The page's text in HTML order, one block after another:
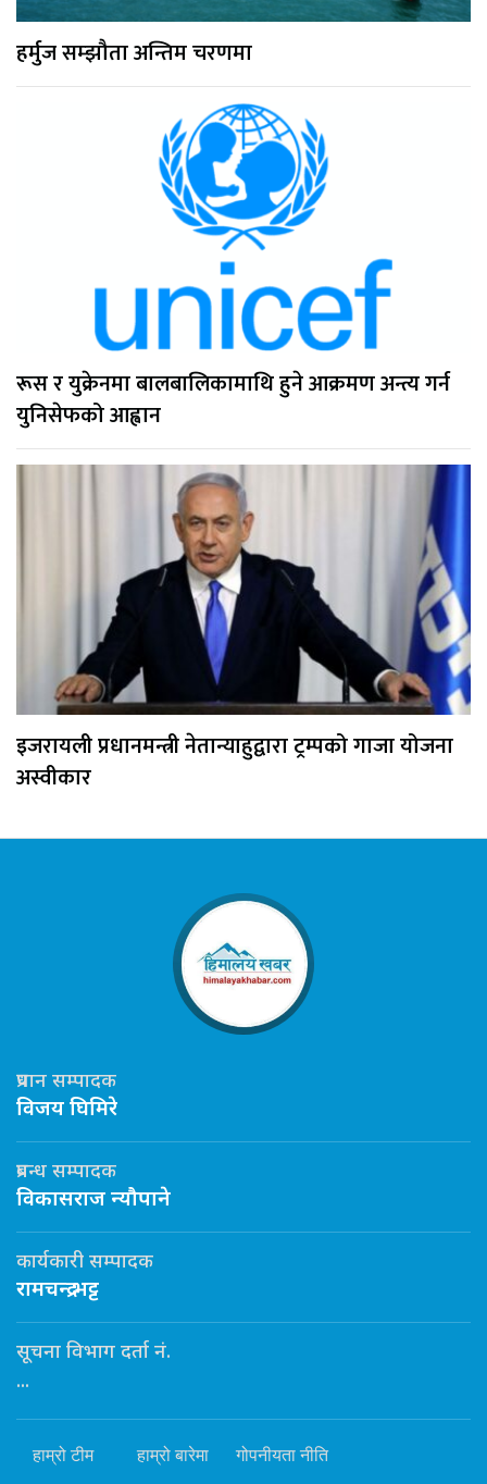
हर्मुज सम्झौता अन्तिम चरणमा
रूस र युक्रेनमा बालबालिकामाथि हुने आक्रमण अन्त्य गर्न
युनिसेफको आह्वान
इजरायली प्रधानमन्त्री नेतान्याहुद्वारा ट्रम्पको गाजा योजना
अस्वीकार
प्रधान सम्पादक
विजय घिमिरे
प्रबन्ध सम्पादक
विकासराज न्यौपाने
कार्यकारी सम्पादक
रामचन्द्र भट्ट
सूचना विभाग दर्ता नं.
...
हाम्रो टीम हाम्रो बारेमा गोपनीयता नीति